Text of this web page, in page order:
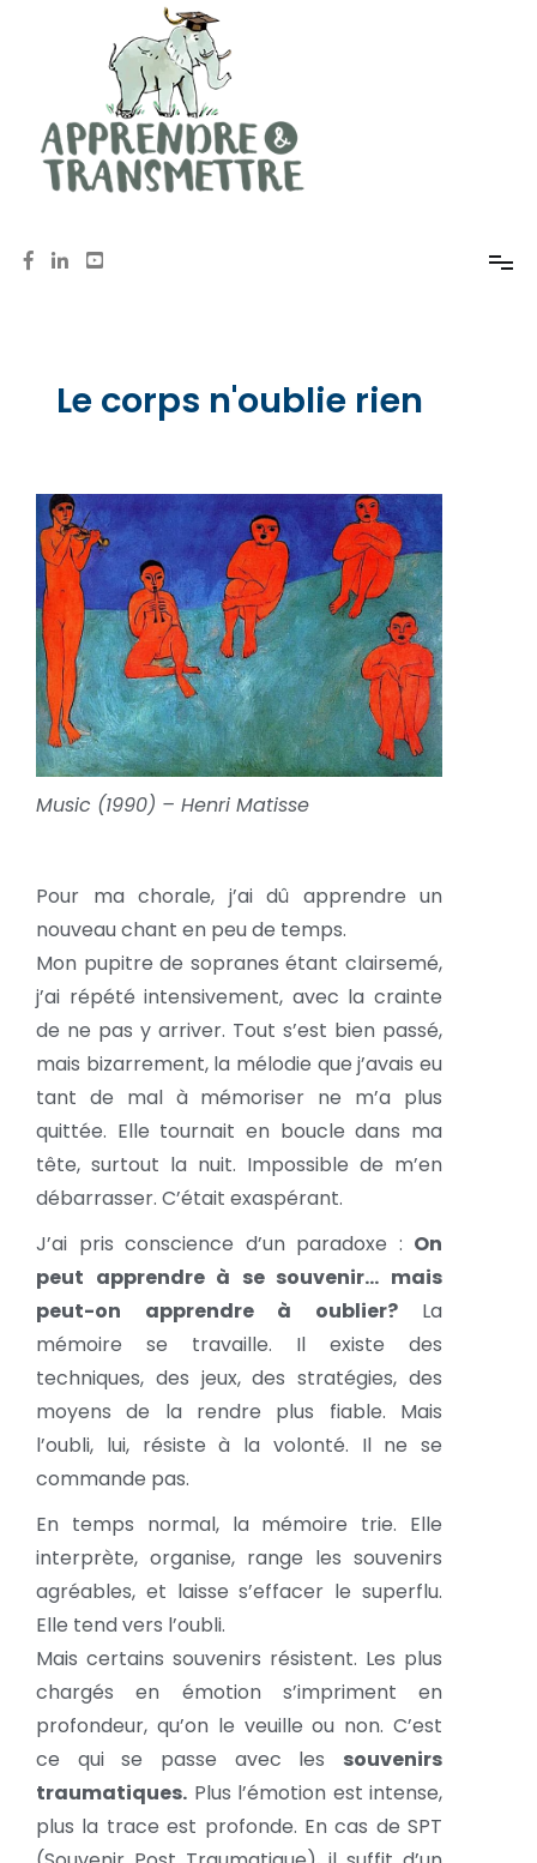
Le corps n'oublie rien
Music (1990) – Henri Matisse
Pour ma chorale, j’ai dû apprendre un
nouveau chant en peu de temps.
Mon pupitre de sopranes étant clairsemé,
j’ai répété intensivement, avec la crainte
de ne pas y arriver. Tout s’est bien passé,
mais bizarrement, la mélodie que j’avais eu
tant de mal à mémoriser ne m’a plus
quittée. Elle tournait en boucle dans ma
tête, surtout la nuit. Impossible de m’en
débarrasser. C’était exaspérant.
J’ai pris conscience d’un paradoxe : On
peut apprendre à se souvenir… mais
peut-on apprendre à oublier?La
mémoire se travaille. Il existe des
techniques, des jeux, des stratégies, des
moyens de la rendre plus fiable. Mais
l’oubli, lui, résiste à la volonté. Il ne se
commande pas.
En temps normal, la mémoire trie. Elle
interprète, organise, range les souvenirs
agréables, et laisse s’effacer le superflu.
Elle tend vers l’oubli.
Mais certains souvenirs résistent. Les plus
chargés en émotion s’impriment en
profondeur, qu’on le veuille ou non. C’est
ce qui se passe avec les souvenirs
traumatiques. Plus l’émotion est intense,
plus la trace est profonde. En cas de SPT